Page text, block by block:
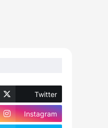
Twitter
Instagram